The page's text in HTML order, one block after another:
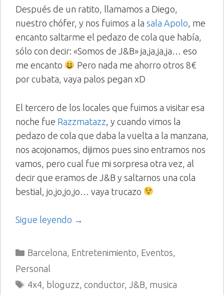
Después de un ratito, llamamos a Diego,
nuestro chófer, y nos fuimos a la sala Apolo , me
encanto saltarme el pedazo de cola que había,
sólo con decir: «Somos de J&B» ja,ja,ja,ja… eso
me encanto
Pero nada me ahorro otros 8€
por cubata, vaya palos pegan xD
El tercero de los locales que fuimos a visitar esa
noche fue Razzmatazz , y cuando vimos la
pedazo de cola que daba la vuelta a la manzana,
nos acojonamos, dijimos pues sino entramos nos
vamos, pero cual fue mi sorpresa otra vez, al
decir que eramos de J&B y saltarnos una cola
bestial, jo,jo,jo,jo… vaya trucazo
Sigue leyendo →
Categorías
Barcelona, Entretenimiento, Eventos,
Personal
Etiquetas
4x4, bloguzz, conductor, J&B, musica